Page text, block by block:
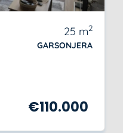
25 m2
GARSONJERA
€110.000